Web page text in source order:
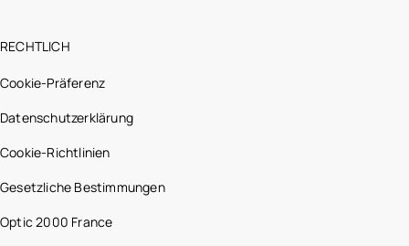
RECHTLICH
Cookie-Präferenz
Datenschutzerklärung
Cookie-Richtlinien
Gesetzliche Bestimmungen
Optic 2000 France